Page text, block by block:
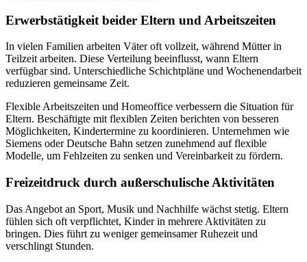
Erwerbstätigkeit beider Eltern und Arbeitszeiten
In vielen Familien arbeiten Väter oft vollzeit, während Mütter in
Teilzeit arbeiten. Diese Verteilung beeinflusst, wann Eltern
verfügbar sind. Unterschiedliche Schichtpläne und Wochenendarbeit
reduzieren gemeinsame Zeit.
Flexible Arbeitszeiten und Homeoffice verbessern die Situation für
Eltern. Beschäftigte mit flexiblen Zeiten berichten von besseren
Möglichkeiten, Kindertermine zu koordinieren. Unternehmen wie
Siemens oder Deutsche Bahn setzen zunehmend auf flexible
Modelle, um Fehlzeiten zu senken und Vereinbarkeit zu fördern.
Freizeitdruck durch außerschulische Aktivitäten
Das Angebot an Sport, Musik und Nachhilfe wächst stetig. Eltern
fühlen sich oft verpflichtet, Kinder in mehrere Aktivitäten zu
bringen. Dies führt zu weniger gemeinsamer Ruhezeit und
verschlingt Stunden.